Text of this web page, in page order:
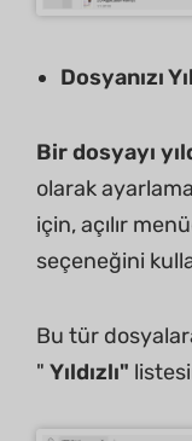
Dosyanızı
Bir dosyayı
olarak
için, açılır
seçeneğini
Bu tür
" Yıldızlı"